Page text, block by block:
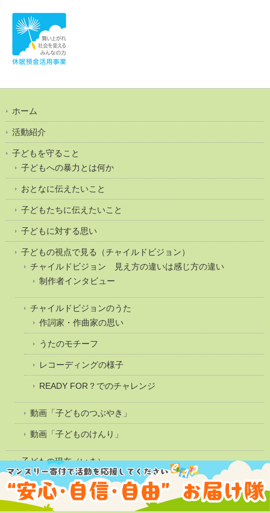
ホーム
活動紹介
子どもを守ること
子どもへの暴力とは何か
おとなに伝えたいこと
子どもたちに伝えたいこと
子どもに対する思い
子どもの視点で見る（チャイルドビジョン）
チャイルドビジョン 見え方の違いは感じ方の違い
制作者インタビュー
チャイルドビジョンのうた
作詞家・作曲家の思い
うたのモチーフ
レコーディングの様子
READY FOR？でのチャレンジ
動画「子どものつぶやき」
動画「子どものけんり」
子どもの現在（いま）
コロナ禍だからこそ、すべての子どもが“安心・自信・自由”に！
ようこそ！サークルズプログラム®へ！